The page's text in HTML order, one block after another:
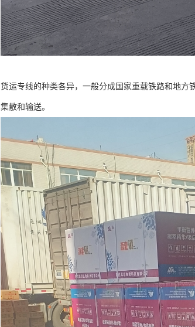
货运专线的种类各异，一般分成国家重载铁路和地
集散和输送。